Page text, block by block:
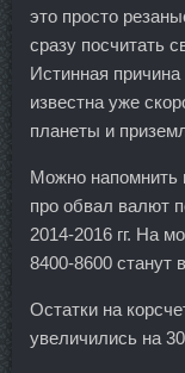
это просто
сразу посчитать
Истинная
известна уже
планеты и
Можно напомнить
про обвал валют
2014-2016 гг. На
8400-8600 станут
Остатки на
увеличились на